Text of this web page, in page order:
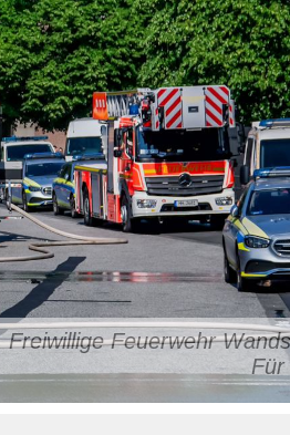
Freiwillige Feuerwehr
Für